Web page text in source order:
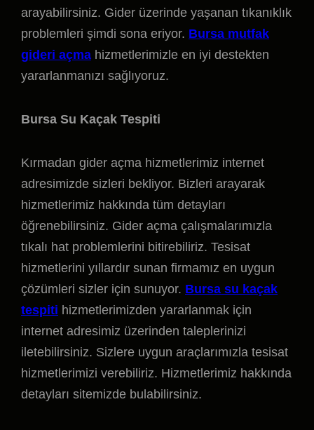
arayabilirsiniz. Gider üzerinde yaşanan tıkanıklık
problemleri şimdi sona eriyor. Bursa mutfak
gideri açma hizmetlerimizle en iyi destekten
yararlanmanızı sağlıyoruz.
Bursa Su Kaçak Tespiti
Kırmadan gider açma hizmetlerimiz internet
adresimizde sizleri bekliyor. Bizleri arayarak
hizmetlerimiz hakkında tüm detayları
öğrenebilirsiniz. Gider açma çalışmalarımızla
tıkalı hat problemlerini bitirebiliriz. Tesisat
hizmetlerini yıllardır sunan firmamız en uygun
çözümleri sizler için sunuyor. Bursa su kaçak
tespiti hizmetlerimizden yararlanmak için
internet adresimiz üzerinden taleplerinizi
iletebilirsiniz. Sizlere uygun araçlarımızla tesisat
hizmetlerimizi verebiliriz. Hizmetlerimiz hakkında
detayları sitemizde bulabilirsiniz.